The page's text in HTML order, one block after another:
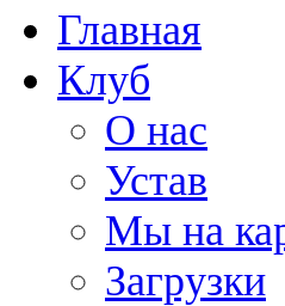
Главная
Клуб
О нас
Устав
Мы на
Загрузки